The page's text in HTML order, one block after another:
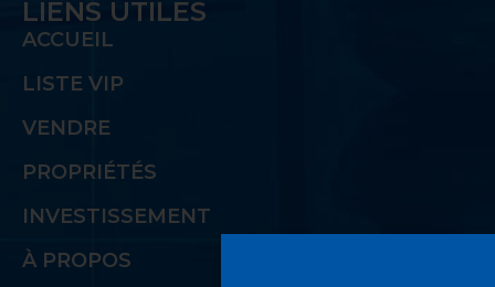
LIENS UTILES
ACCUEIL
LISTE VIP
VENDRE
PROPRIÉTÉS
INVESTISSEMENT
À PROPOS